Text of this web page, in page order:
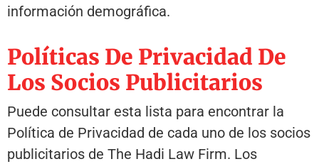
información demográfica.
Políticas De Privacidad De
Los Socios Publicitarios
Puede consultar esta lista para encontrar la
Política de Privacidad de cada uno de los socios
publicitarios de The Hadi Law Firm. Los